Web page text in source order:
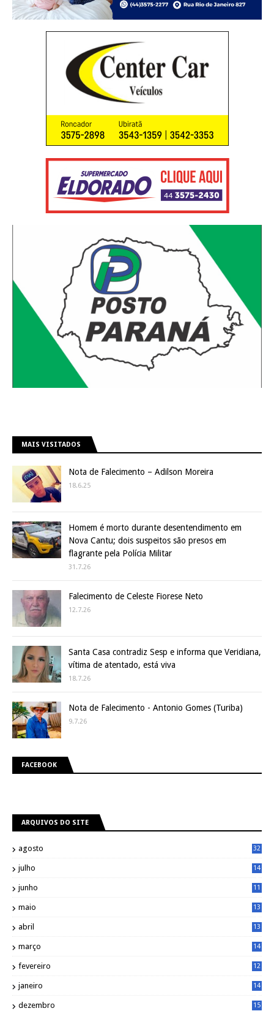
MAIS VISITADOS
Nota de Falecimento – Adilson Moreira
18.6.25
Homem é morto durante desentendimento em
Nova Cantu; dois suspeitos são presos em
flagrante pela Polícia Militar
31.7.26
Falecimento de Celeste Fiorese Neto
12.7.26
Santa Casa contradiz Sesp e informa que Veridiana,
vítima de atentado, está viva
18.7.26
Nota de Falecimento - Antonio Gomes (Turiba)
9.7.26
FACEBOOK
ARQUIVOS DO SITE
agosto 32
julho
14
junho
11
maio
13
abril
13
março
14
fevereiro
12
janeiro
14
dezembro
15